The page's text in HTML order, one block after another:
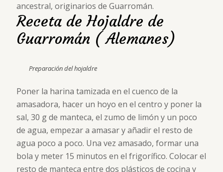
ancestral, originarios de Guarromán.
Receta de Hojaldre de
Guarromán ( Alemanes)
Preparación del hojaldre
Poner la harina tamizada en el cuenco de la
amasadora, hacer un hoyo en el centro y poner la
sal, 30 g de manteca, el zumo de limón y un poco
de agua, empezar a amasar y añadir el resto de
agua poco a poco. Una vez amasado, formar una
bola y meter 15 minutos en el frigorífico. Colocar el
resto de manteca entre dos plásticos de cocina y